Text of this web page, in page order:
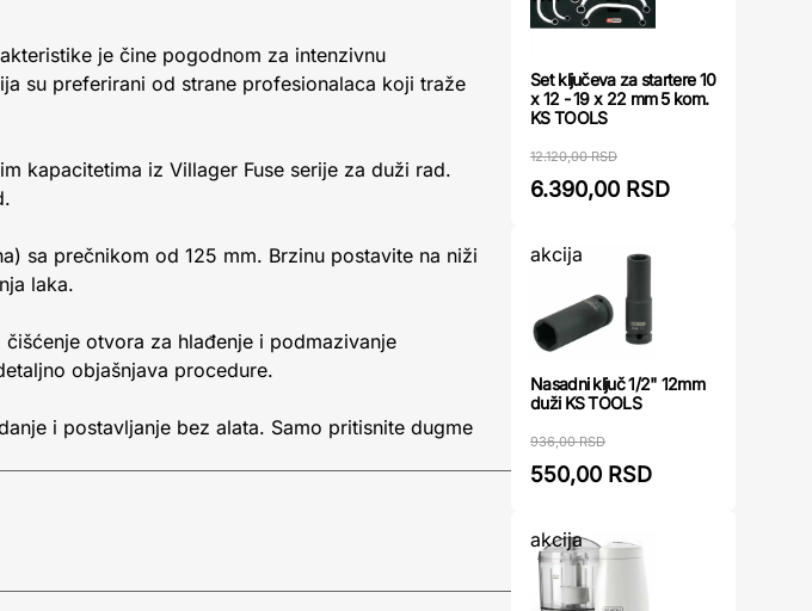
je čine pogodnom za intenzivnu
su preferirani od strane profesionalaca koji traže
kapacitetima iz Villager Fuse serije za duži rad.
sa prečnikom od 125 mm. Brzinu postavite na niži
laka.
otvora za hlađenje i podmazivanje
objašnjava procedure.
i postavljanje bez alata. Samo pritisnite dugme
Set ključeva za startere 10
x 12 - 19 x 22 mm 5 kom.
KS TOOLS
12.120,00 RSD
6.390,00 RSD
akcija
Nasadni ključ 1/2" 12mm
duži KS TOOLS
936,00 RSD
550,00 RSD
akcija